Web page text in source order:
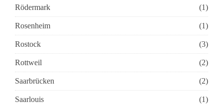
Rödermark (1)
Rosenheim (1)
Rostock (3)
Rottweil (2)
Saarbrücken (2)
Saarlouis (1)